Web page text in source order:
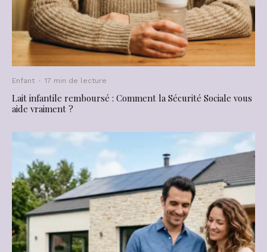
Enfant · 17 min de lecture
Lait infantile remboursé : Comment la Sécurité Sociale vous
aide vraiment ?